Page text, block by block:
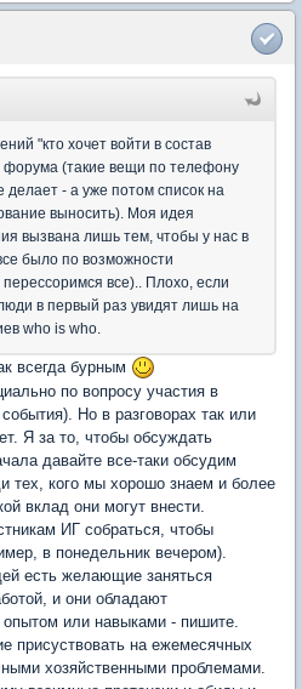
"кто хочет войти в состав
форума (такие вещи по телефону
делает - а уже потом список на
выносить). Моя идея
вызвана лишь тем, чтобы у нас в
было по возможности
все).. Плохо, если
в первый раз увидят лишь на
who is who.
всегда бурным
по вопросу участия в
Но в разговорах так или
Я за то, чтобы обсуждать
давайте все-таки обсудим
тех, кого мы хорошо знаем и более
вклад они могут внести.
ИГ собраться, чтобы
в понедельник вечером).
есть желающие заняться
и они обладают
или навыками - пишите.
присуствовать на ежемесячных
хозяйственными проблемами.